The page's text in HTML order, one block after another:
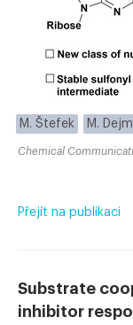
M. Štefek M.
Chemical
Přejít na publikaci
Substrate
inhibitor